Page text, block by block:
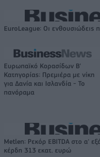
EuroLeague: Οι ενθουσιώδεις
Ευρωπαϊκό Κορασίδων Β'
Κατηγορίας: Πρεμιέρα με νίκη
για Δανία και Ισλανδία - Το
πανόραμα
Metlen: Ρεκόρ EBITDA στο α'
κέρδη 313 εκατ. ευρώ